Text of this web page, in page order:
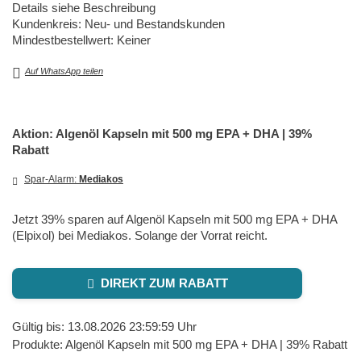
Details siehe Beschreibung
Kundenkreis: Neu- und Bestandskunden
Mindestbestellwert: Keiner
Auf WhatsApp teilen
Aktion: Algenöl Kapseln mit 500 mg EPA + DHA | 39%
Rabatt
Spar-Alarm: Mediakos
Jetzt 39% sparen auf Algenöl Kapseln mit 500 mg EPA + DHA
(Elpixol) bei Mediakos. Solange der Vorrat reicht.
DIREKT ZUM RABATT
Gültig bis: 13.08.2026 23:59:59 Uhr
Produkte: Algenöl Kapseln mit 500 mg EPA + DHA | 39% Rabatt